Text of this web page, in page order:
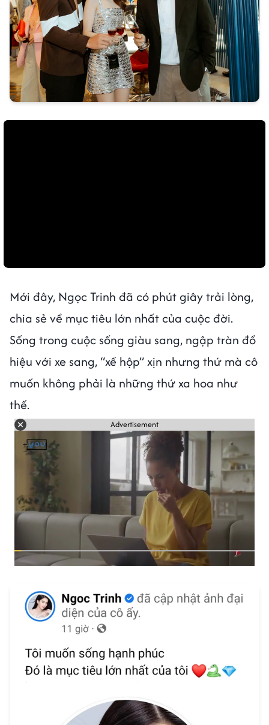
Mới đây, Ngọc Trinh đã có phút giây trải lòng,
chia sẻ về mục tiêu lớn nhất của cuộc đời.
Sống trong cuộc sống giàu sang, ngập tràn đồ
hiệu với xe sang, “xế hộp” xịn nhưng thứ mà cô
muốn không phải là những thứ xa hoa như
thế.
Advertisement